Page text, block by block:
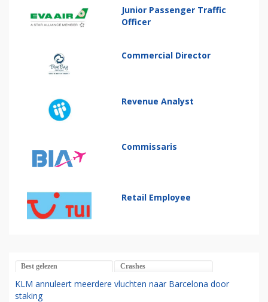
Junior Passenger Traffic
Officer
Commercial Director
Revenue Analyst
Commissaris
Retail Employee
Best gelezen Crashes
KLM annuleert meerdere vluchten naar Barcelona door
staking